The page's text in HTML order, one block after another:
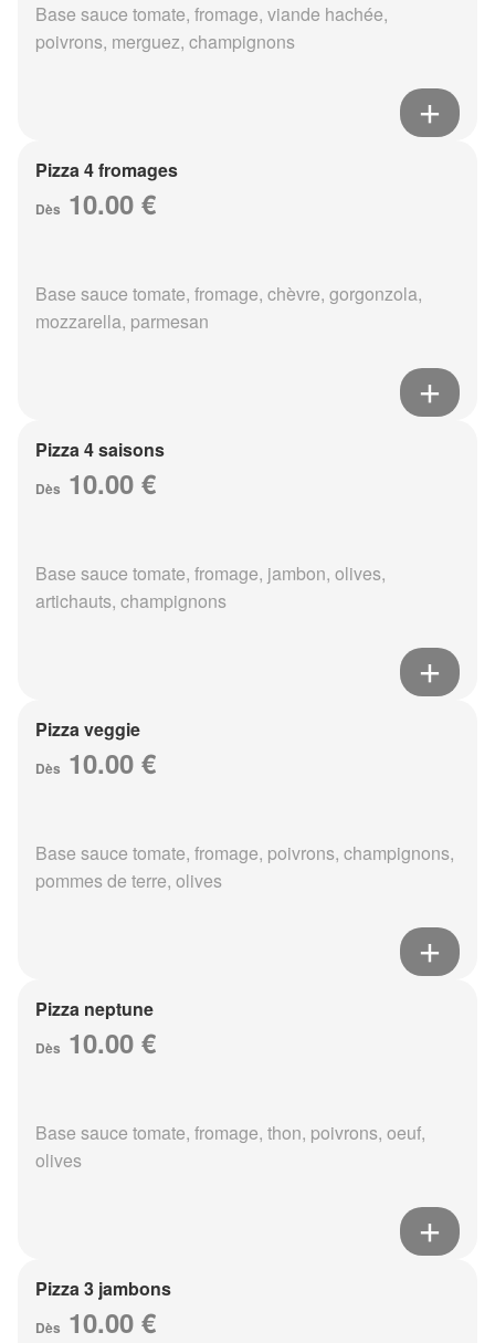
Base sauce tomate, fromage, viande hachée,
poivrons, merguez, champignons
Pizza 4 fromages
Dès 10.00 €
Base sauce tomate, fromage, chèvre, gorgonzola,
mozzarella, parmesan
Pizza 4 saisons
Dès 10.00 €
Base sauce tomate, fromage, jambon, olives,
artichauts, champignons
Pizza veggie
Dès 10.00 €
Base sauce tomate, fromage, poivrons, champignons,
pommes de terre, olives
Pizza neptune
Dès 10.00 €
Base sauce tomate, fromage, thon, poivrons, oeuf,
olives
Pizza 3 jambons
Dès 10.00 €